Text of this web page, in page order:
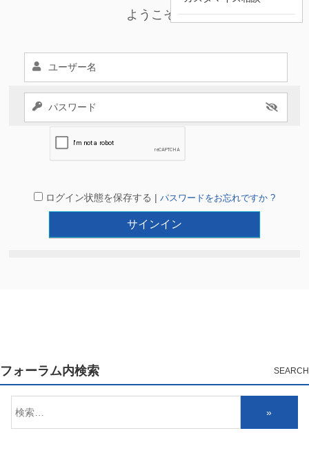
ようこそ !
ログイン状態を保存する | パスワードをお忘れですか ?
フォーラム内検索